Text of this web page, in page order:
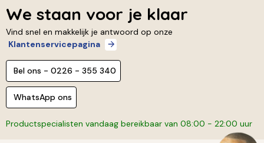
We staan voor je klaar
Vind snel en makkelijk je antwoord op onze
Klantenservicepagina
Bel ons - 0226 - 355 340
WhatsApp ons
Productspecialisten vandaag bereikbaar van 08:00 - 22:00 uur